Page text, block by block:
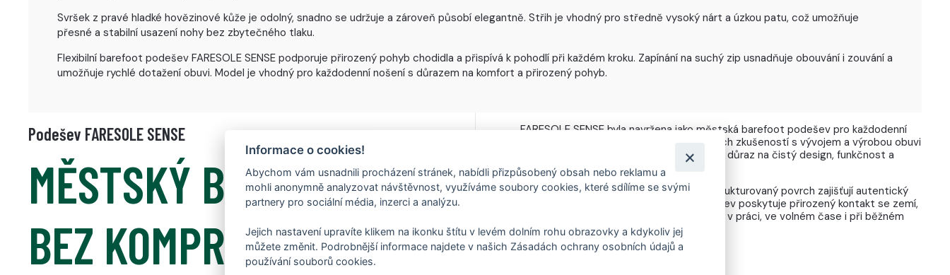
Svršek z pravé hladké hovězinové kůže je odolný, snadno se udržuje a zároveň působí elegantně. Střih je vhodný pro středně vysoký nárt a úzkou patu, což umožňuje
přesné a stabilní usazení nohy bez zbytečného tlaku.
Flexibilní barefoot podešev FARESOLE SENSE podporuje přirozený pohyb chodidla a přispívá k pohodlí při každém kroku. Zapínání na suchý zip usnadňuje obouvání i zouvání a
umožňuje rychlé dotažení obuvi. Model je vhodný pro každodenní nošení s důrazem na komfort a přirozený pohyb.
Podešev FARESOLE SENSE
MĚSTSKÝ BAREFOOT
BEZ KOMPROMISŮ
FARESOLE SENSE byla navržena jako městská barefoot podešev pro každodenní
pohyb bez omezení. Vychází z dlouholetých zkušeností s vývojem a výrobou obuvi
ve FARE ve Valašských Kloboukách a klade důraz na čistý design, funkčnost a
přirozený pohyb chodidla.
Tenká konstrukce, nulový drop a jemně strukturovaný povrch zajišťují autentický
barefoot pocit při chůzi po městě. Podešev poskytuje přirozený kontakt se zemí,
lehkost a komfort při celodenním nošení – v práci, ve volném čase i při běžném
městském provozu.
Informace o cookies!
Abychom vám usnadnili procházení stránek, nabídli přizpůsobený obsah nebo reklamu a
mohli anonymně analyzovat návštěvnost, využíváme soubory cookies, které sdílíme se svými
partnery pro sociální média, inzerci a analýzu.
Jejich nastavení upravíte klikem na ikonku štítu v levém dolním rohu obrazovky a kdykoliv jej
můžete změnit. Podrobnější informace najdete v našich Zásadách ochrany osobních údajů a
používání souborů cookies.